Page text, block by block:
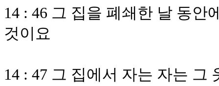
14 : 46 그 집을 폐쇄한 날 동안
것이요
14 : 47 그 집에서 자는 자는 그